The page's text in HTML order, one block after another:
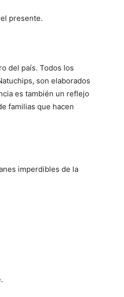
presente.
del país. Todos los
son elaborados
es también un reflejo
familias que hacen
imperdibles de la